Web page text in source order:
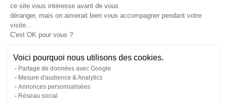
ce site vous intéresse avant de vous
déranger, mais on aimerait bien vous accompagner pendant votre
visite...
C'est OK pour vous ?
Voici pourquoi nous utilisons des cookies.
Partage de données avec Google
Mesure d'audience & Analytics
Annonces personnalisées
Réseau social